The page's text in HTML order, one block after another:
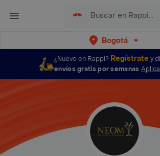
Bogotá
¿Nuevo en Rappi? Regístratey
envíos gratis por semanas